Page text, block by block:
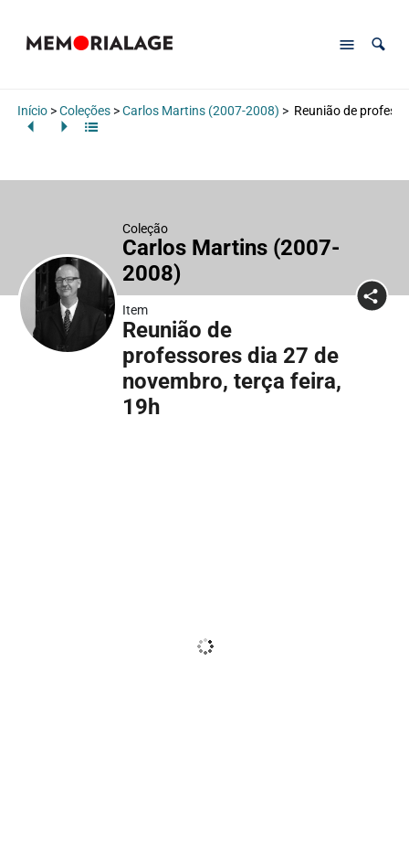
Início>Coleções>Carlos Martins (2007-2008) > Reunião de
Coleção
Carlos Martins (2007-
2008)
Item
Reunião de
professores dia 27 de
novembro, terça feira,
19h